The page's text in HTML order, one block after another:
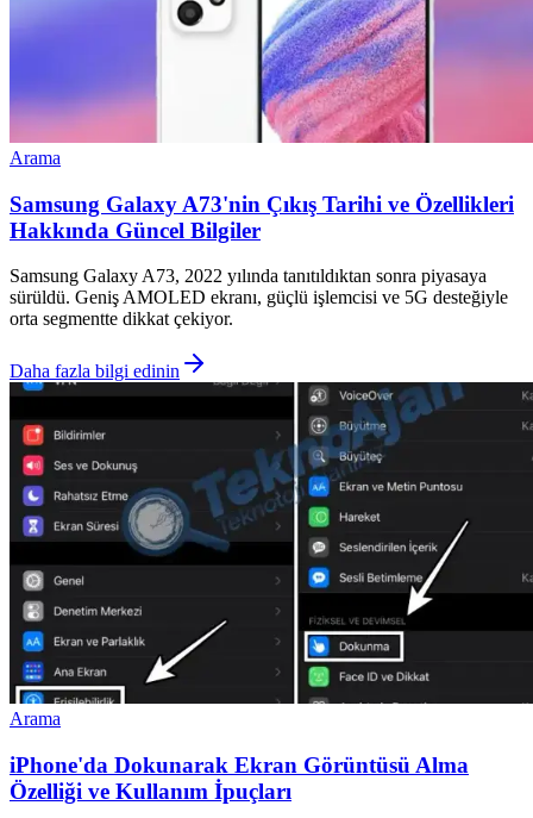
Arama
Samsung Galaxy A73'nin Çıkış Tarihi ve Özellikleri
Hakkında Güncel Bilgiler
Samsung Galaxy A73, 2022 yılında tanıtıldıktan sonra piyasaya
sürüldü. Geniş AMOLED ekranı, güçlü işlemcisi ve 5G desteğiyle
orta segmentte dikkat çekiyor.
Daha fazla bilgi edinin
Arama
iPhone'da Dokunarak Ekran Görüntüsü Alma
Özelliği ve Kullanım İpuçları